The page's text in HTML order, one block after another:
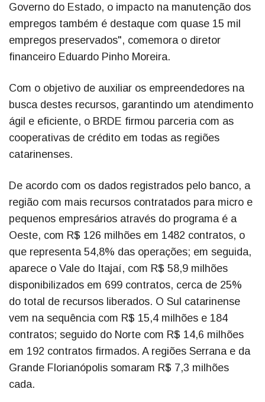
Governo do Estado, o impacto na manutenção dos
empregos também é destaque com quase 15 mil
empregos preservados", comemora o diretor
financeiro Eduardo Pinho Moreira.
Com o objetivo de auxiliar os empreendedores na
busca destes recursos, garantindo um atendimento
ágil e eficiente, o BRDE firmou parceria com as
cooperativas de crédito em todas as regiões
catarinenses.
De acordo com os dados registrados pelo banco, a
região com mais recursos contratados para micro e
pequenos empresários através do programa é a
Oeste, com R$ 126 milhões em 1482 contratos, o
que representa 54,8% das operações; em seguida,
aparece o Vale do Itajaí, com R$ 58,9 milhões
disponibilizados em 699 contratos, cerca de 25%
do total de recursos liberados. O Sul catarinense
vem na sequência com R$ 15,4 milhões e 184
contratos; seguido do Norte com R$ 14,6 milhões
em 192 contratos firmados. A regiões Serrana e da
Grande Florianópolis somaram R$ 7,3 milhões
cada.